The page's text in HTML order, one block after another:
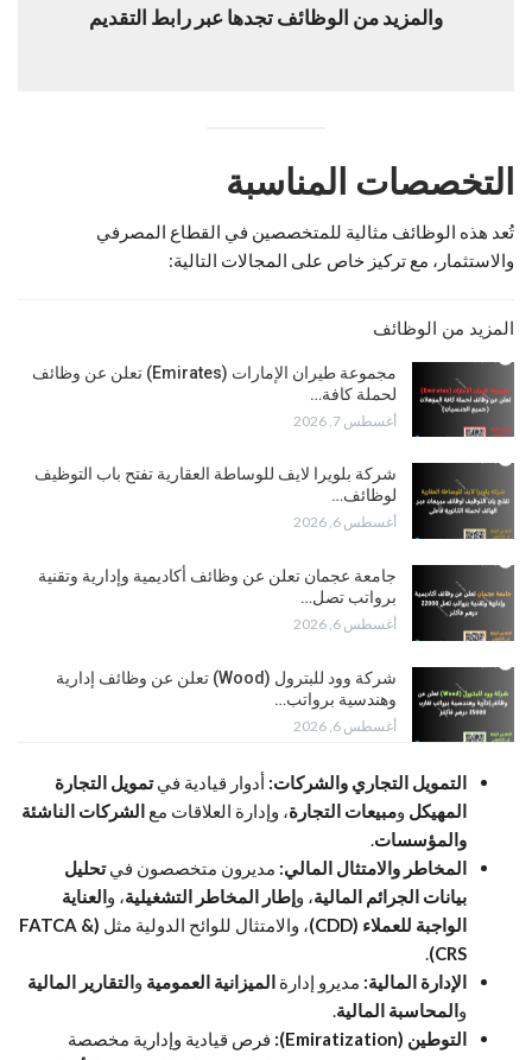
والمزيد من الوظائف تجدها عبر رابط التقديم
التخصصات المناسبة
تُعد هذه الوظائف مثالية للمتخصصين في القطاع المصرفي
والاستثمار، مع تركيز خاص على المجالات التالية:
المزيد من الوظائف
مجموعة طيران الإمارات (Emirates) تعلن عن وظائف
لحملة كافة…
أغسطس 7, 2026
شركة بلويرا لايف للوساطة العقارية تفتح باب التوظيف
لوظائف…
أغسطس 6, 2026
جامعة عجمان تعلن عن وظائف أكاديمية وإدارية وتقنية
برواتب تصل…
أغسطس 6, 2026
شركة وود للبترول (Wood) تعلن عن وظائف إدارية
وهندسية برواتب…
أغسطس 6, 2026
التمويل التجاري والشركات: أدوار قيادية فيتمويل التجارة
المهيكل ومبيعات التجارة، وإدارة العلاقات مع الشركات الناشئة
والمؤسسات.
المخاطر والامتثال المالي: مديرون متخصصون فيتحليل
بيانات الجرائم المالية، و إطار المخاطر التشغيلية، و العناية
الواجبة للعملاء (CDD)
، والامتثال للوائح الدولية مثل (FATCA &
CRS)
.
الإدارة المالية: مديرو إدارة الميزانية العمومية و التقارير المالية
و المحاسبة المالية.
التوطين (Emiratization):
فرص قيادية وإدارية مخصصة